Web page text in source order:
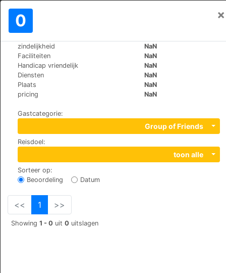
0 ×
zindelijkheid
NaN
Faciliteiten
NaN
Handicap vriendelijk
NaN
Diensten
NaN
Plaats
NaN
pricing
NaN
Gastcategorie:
Group of Friends
Reisdoel:
toon alle
Sorteer op:
Beoordeling
Datum
<< 1 >>
Showing 1 - 0 uit 0 uitslagen
Wereld>Cuba>
Hostal Tito y Vicky
177 Mario Guerra, 62600